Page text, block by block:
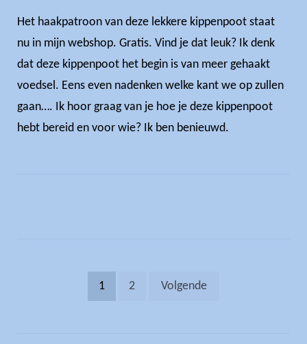
Het haakpatroon van deze lekkere kippenpoot staat
nu in mijn webshop. Gratis. Vind je dat leuk? Ik denk
dat deze kippenpoot het begin is van meer gehaakt
voedsel. Eens even nadenken welke kant we op zullen
gaan…. Ik hoor graag van je hoe je deze kippenpoot
hebt bereid en voor wie? Ik ben benieuwd.
Berichten
1 2 Volgende